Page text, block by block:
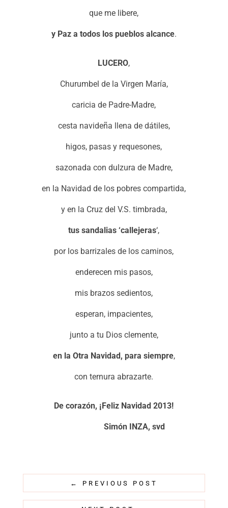
que me libere,
y Paz a todos los pueblos alcance.
LUCERO,
Churumbel de la Virgen María,
caricia de Padre-Madre,
cesta navideña llena de dátiles,
higos, pasas y requesones,
sazonada con dulzura de Madre,
en la Navidad de los pobres compartida,
y en la Cruz del V.S. timbrada,
tus sandalias ‘callejeras‘,
por los barrizales de los caminos,
enderecen mis pasos,
mis brazos sedientos,
esperan, impacientes,
junto a tu Dios clemente,
en la Otra Navidad, para siempre,
con ternura abrazarte.
De corazón, ¡Feliz Navidad 2013!
Simón INZA, svd
← PREVIOUS POST